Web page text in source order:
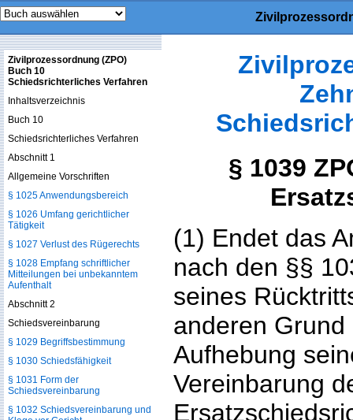
§ 1039
(1) Endet das
nach den §§
seines
anderen
Aufhebung
Vereinbarung
Zivilprozessordnung (ZPO)
Buch 10
Schiedsrichterliches Verfahren
Inhaltsverzeichnis
Buch 10
Schiedsrichterliches Verfahren
Abschnitt 1
Allgemeine Vorschriften
§ 1025 Anwendungsbereich
§ 1026 Umfang gerichtlicher
Tätigkeit
§ 1027 Verlust des Rügerechts
§ 1028 Empfang schriftlicher
Mitteilungen bei unbekanntem
Aufenthalt
Abschnitt 2
Schiedsvereinbarung
§ 1029 Begriffsbestimmung
§ 1030 Schiedsfähigkeit
§ 1031 Form der
Schiedsvereinbarung
§ 1032 Schiedsvereinbarung und